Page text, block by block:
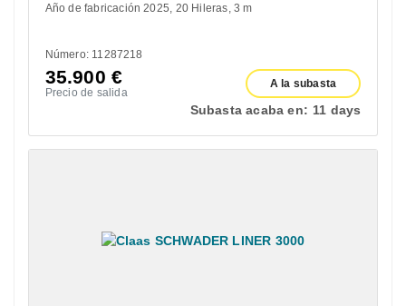
Año de fabricación 2025 20 Hileras 3 m
Número: 11287218
35.900 €
Precio de salida
A la subasta
Subasta acaba en: 11 days